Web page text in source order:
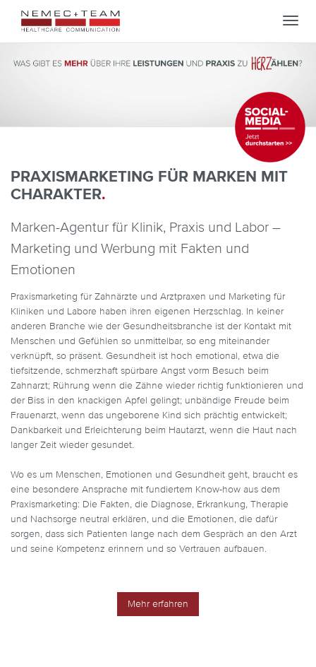
PRAXISMARKETING FÜR MARKEN MIT
CHARAKTER.
Marken-Agentur für Klinik, Praxis und Labor –
Marketing und Werbung mit Fakten und
Emotionen
Praxismarketing für Zahnärzte und Arztpraxen und Marketing für
Kliniken und Labore haben ihren eigenen Herzschlag. In keiner
anderen Branche wie der Gesundheitsbranche ist der Kontakt mit
Menschen und Gefühlen so unmittelbar, so eng miteinander
verknüpft, so präsent. Gesundheit ist hoch emotional, etwa die
tiefsitzende, schmerzhaft spürbare Angst vorm Besuch beim
Zahnarzt; Rührung wenn die Zähne wieder richtig funktionieren und
der Biss in den knackigen Apfel gelingt; unbändige Freude beim
Frauenarzt, wenn das ungeborene Kind sich prächtig entwickelt;
Dankbarkeit und Erleichterung beim Hautarzt, wenn die Haut nach
langer Zeit wieder gesundet.
Wo es um Menschen, Emotionen und Gesundheit geht, braucht es
eine besondere Ansprache mit fundiertem Know-how aus dem
Praxismarketing: Die Fakten, die Diagnose, Erkrankung, Therapie
und Nachsorge neutral erklären, und die Emotionen, die dafür
sorgen, dass sich Patienten lange nach dem Gespräch an den Arzt
und seine Kompetenz erinnern und so Vertrauen aufbauen.
Mehr erfahren